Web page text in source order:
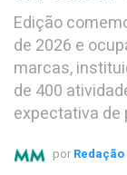
Edição
de 2026 e
marcas,
de 400
expectativa de
por Redação